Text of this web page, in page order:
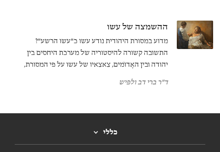
ההשמצה של עשו
מדוע במסורת היהודית נודע עשו כ"עשו הרשע"?
התשובה קשורה להיסטוריה של מערכת היחסים בין
יהודה ובין האֶדוֹמים, צאצאיו של עשו על פי המסורת,
ולזיהוי שעשו היהודים בין האדומים ובין רומא והנצרות.
ד"ר ברי דב ולפיש
כללי